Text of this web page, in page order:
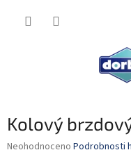
Kolový
Průměrné
Neohodnoceno Podrobnosti